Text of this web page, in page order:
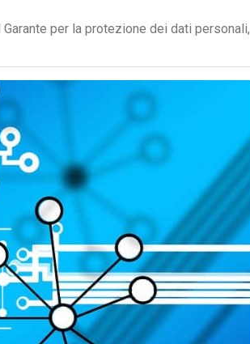
per la protezione dei dati personali,